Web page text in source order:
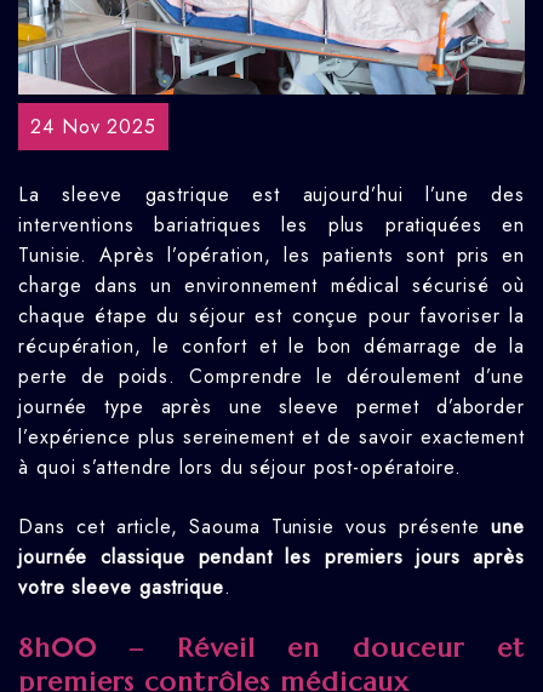
24 Nov 2025
La sleeve gastrique est aujourd’hui l’une des
interventions bariatriques les plus pratiquées en
Tunisie. Après l’opération, les patients sont pris en
charge dans un environnement médical sécurisé où
chaque étape du séjour est conçue pour favoriser la
récupération, le confort et le bon démarrage de la
perte de poids. Comprendre le déroulement d’une
journée type après une sleeve permet d’aborder
l’expérience plus sereinement et de savoir exactement
à quoi s’attendre lors du séjour post-opératoire.
Dans cet article, Saouma Tunisie vous présenteune
journée classique pendant les premiers jours après
votre sleeve gastrique.
8h00 – Réveil en douceur et
premiers contrôles médicaux